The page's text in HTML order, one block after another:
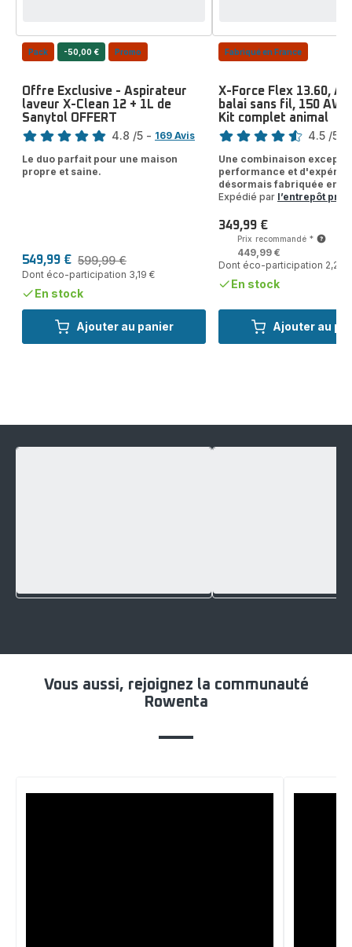
Ajouter au panier
Pack -50,00 € Promo
Offre Exclusive - Aspirateur
laveur X-Clean 12 + 1L de
Sanytol OFFERT
Note
4.8 /5 - 169 Avis
Le duo parfait pour une maison
propre et saine.
Prix
avec
réduction
549,99 €
Prix
initial
599,99 €
Dont éco-participation 3,19 €
En stock
Ajouter au
Fabriqué en France
X-Force Flex 13.60,
balai sans fil, 150 AW,
Kit complet animal
Note
4.5 /5
Une combinaison
performance et
désormais fabriquée en
Expédié par l’entrepôt
Prix
349,99 €
Prix recommandé *
449,99 €
Dont éco-participation 2,24 €
En stock
Vous aussi, rejoignez la communauté
Rowenta